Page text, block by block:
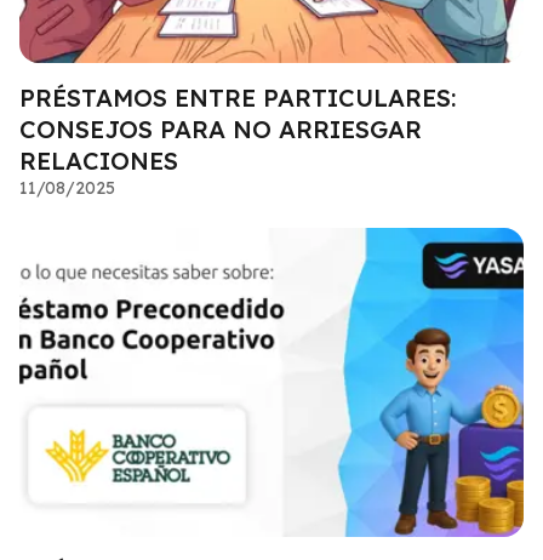
PRÉSTAMOS ENTRE PARTICULARES:
CONSEJOS PARA NO ARRIESGAR
RELACIONES
11/08/2025